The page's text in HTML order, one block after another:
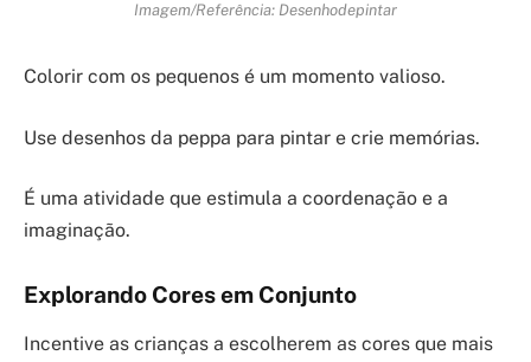
Imagem/Referência: Desenhodepintar
Colorir com os pequenos é um momento valioso.
Use desenhos da peppa para pintar e crie memórias.
É uma atividade que estimula a coordenação e a
imaginação.
Explorando Cores em Conjunto
Incentive as crianças a escolherem as cores que mais